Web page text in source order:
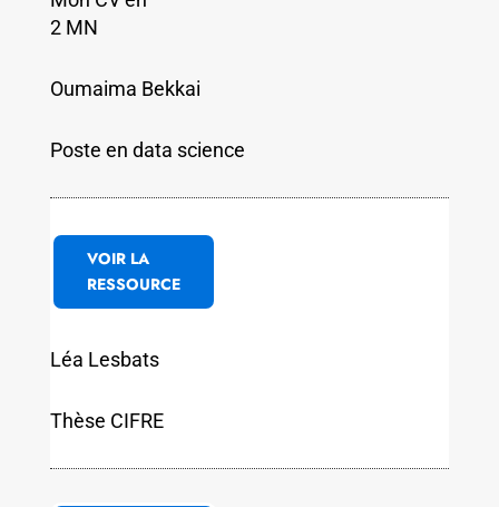
2 MN
Oumaima Bekkai
Poste en data science
VOIR LA
RESSOURCE
Léa Lesbats
Thèse CIFRE